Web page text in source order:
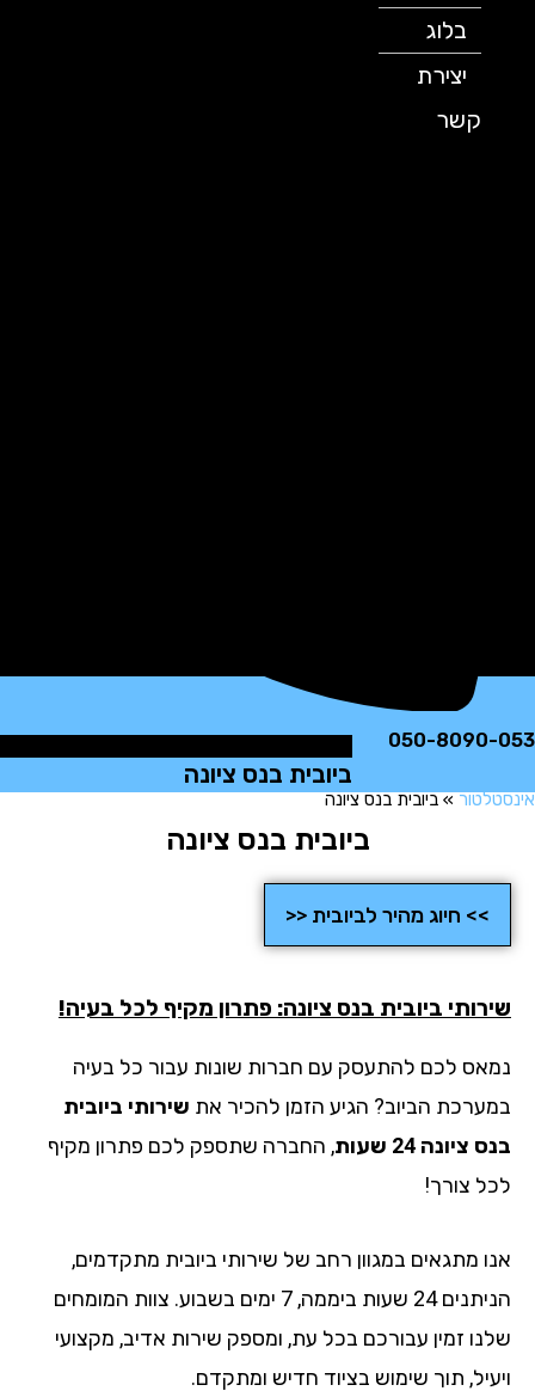
יצירת
קשר
050-
ביובית בנס ציונה
»ביובית בנס ציונה
ביובית בנס ציונה
>> חיוג מהיר לביובית <<
ביובית בנס ציונה: פתרון מקיף לכל בעיה!
לכם להתעסק עם חברות שונות עבור כל בעיה
הביוב? הגיע הזמן להכיר אתשירותי ביובית
24 שעות
, החברה שתספק לכם פתרון מקיף
צורך!
מתגאים במגוון רחב של שירותי ביובית מתקדמים,
הניתנים 24 שעות ביממה, 7 ימים בשבוע. צוות המומחים
זמין עבורכם בכל עת, ומספק שירות אדיב, מקצועי
תוך שימוש בציוד חדיש ומתקדם.